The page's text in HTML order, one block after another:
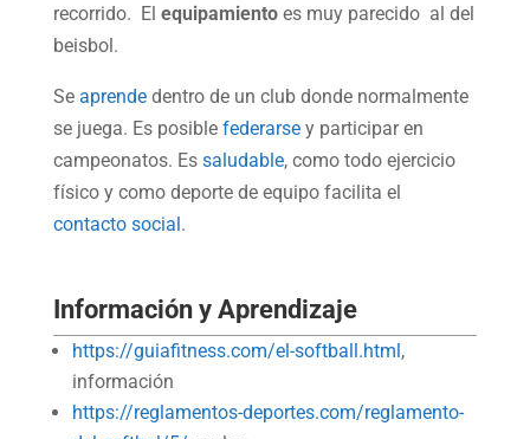
recorrido. El equipamientoes muy parecido al del
beisbol.
Se aprendedentro de un club donde normalmente
se juega. Es posible federarsey participar en
campeonatos. Es saludable, como todo ejercicio
físico y como deporte de equipo facilita el
contacto social.
Información y Aprendizaje
https://guiafitness.com/el-softball.html,
información
https://reglamentos-deportes.com/reglamento-